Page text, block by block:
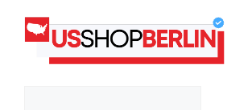
Inhalt
springen